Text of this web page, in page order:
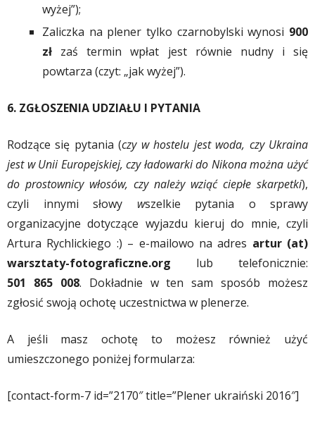
wyżej”);
Zaliczka na plener tylko czarnobylski wynosi 900
zł zaś termin wpłat jest równie nudny i się
powtarza (czyt: „jak wyżej”).
6. ZGŁOSZENIA UDZIAŁU I PYTANIA
Rodzące się pytania (czy w hostelu jest woda, czy Ukraina
jest w Unii Europejskiej, czy ładowarki do Nikona można użyć
do prostownicy włosów, czy należy wziąć ciepłe skarpetki),
czyli innymi słowy wszelkie pytania o sprawy
organizacyjne dotyczące wyjazdu kieruj do mnie, czyli
Artura Rychlickiego :) – e-mailowo na adres artur (at)
warsztaty-fotograficzne.org lub telefonicznie:
501 865 008. Dokładnie w ten sam sposób możesz
zgłosić swoją ochotę uczestnictwa w plenerze.
A jeśli masz ochotę to możesz również użyć
umieszczonego poniżej formularza:
[contact-form-7 id=”2170″ title=”Plener ukraiński 2016″]